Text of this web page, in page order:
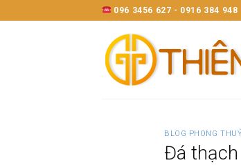
to
096 3456 627 - 0916 384 948
BLOG PHONG
Đá thạch